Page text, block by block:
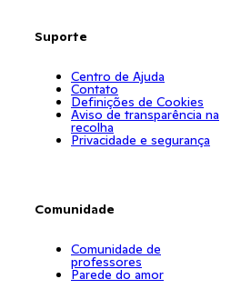
Suporte
Centro de Ajuda
Contato
Definições de Cookies
Aviso de transparência na
recolha
Privacidade e segurança
Comunidade
Comunidade de
professores
Parede do amor